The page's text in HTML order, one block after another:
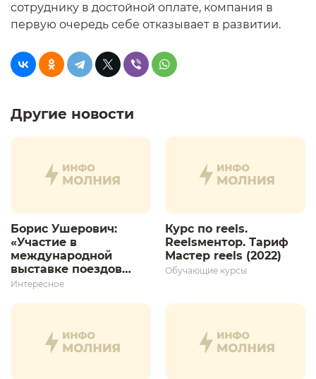
сотруднику в достойной оплате, компания в
первую очередь себе отказывает в развитии.
Другие новости
Борис Ушерович:
«Участие в
международной
выставке поездов
дает толчок для
развития»
Интересное
Курс по reels.
Reelsментор. Тариф
Мастер reels (2022)
Обучающие курсы